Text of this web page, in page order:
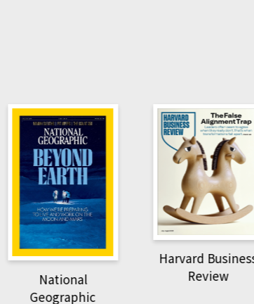
Harvard Business
Review
萌動力一頁漫畫學生